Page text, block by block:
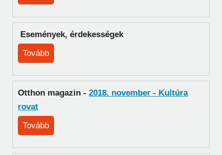
Események, érdekességek
Tovább
Otthon magazin - 2018. november - Kultúra
rovat
Tovább